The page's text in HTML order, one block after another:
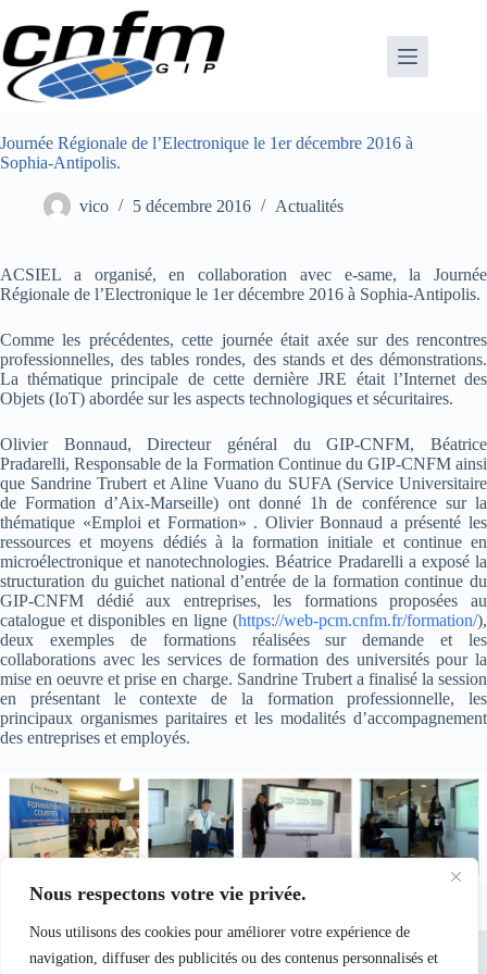
Nous respectons votre vie privée.
Nous utilisons des cookies pour améliorer votre expérience de
navigation, diffuser des publicités ou des contenus personnalisés et
au
contenu
Journée Régionale de l’Electronique le 1er décembre 2016 à
Sophia-Antipolis.
vico 5 décembre 2016 Actualités
ACSIEL a organisé, en collaboration avec e-same, la Journée
Régionale de l’Electronique le 1er décembre 2016 à Sophia-Antipolis.
Comme les précédentes, cette journée était axée sur des rencontres
professionnelles, des tables rondes, des stands et des démonstrations.
La thématique principale de cette dernière JRE était l’Internet des
Objets (IoT) abordée sur les aspects technologiques et sécuritaires.
Olivier Bonnaud, Directeur général du GIP-CNFM, Béatrice
Pradarelli, Responsable de la Formation Continue du GIP-CNFM ainsi
que Sandrine Trubert et Aline Vuano du SUFA (Service Universitaire
de Formation d’Aix-Marseille) ont donné 1h de conférence sur la
thématique «Emploi et Formation» . Olivier Bonnaud a présenté les
ressources et moyens dédiés à la formation initiale et continue en
microélectronique et nanotechnologies. Béatrice Pradarelli a exposé la
structuration du guichet national d’entrée de la formation continue du
GIP-CNFM dédié aux entreprises, les formations proposées au
catalogue et disponibles en ligne (https://web-pcm.cnfm.fr/formation/),
deux exemples de formations réalisées sur demande et les
collaborations avec les services de formation des universités pour la
mise en oeuvre et prise en charge. Sandrine Trubert a finalisé la session
en présentant le contexte de la formation professionnelle, les
principaux organismes paritaires et les modalités d’accompagnement
des entreprises et employés.